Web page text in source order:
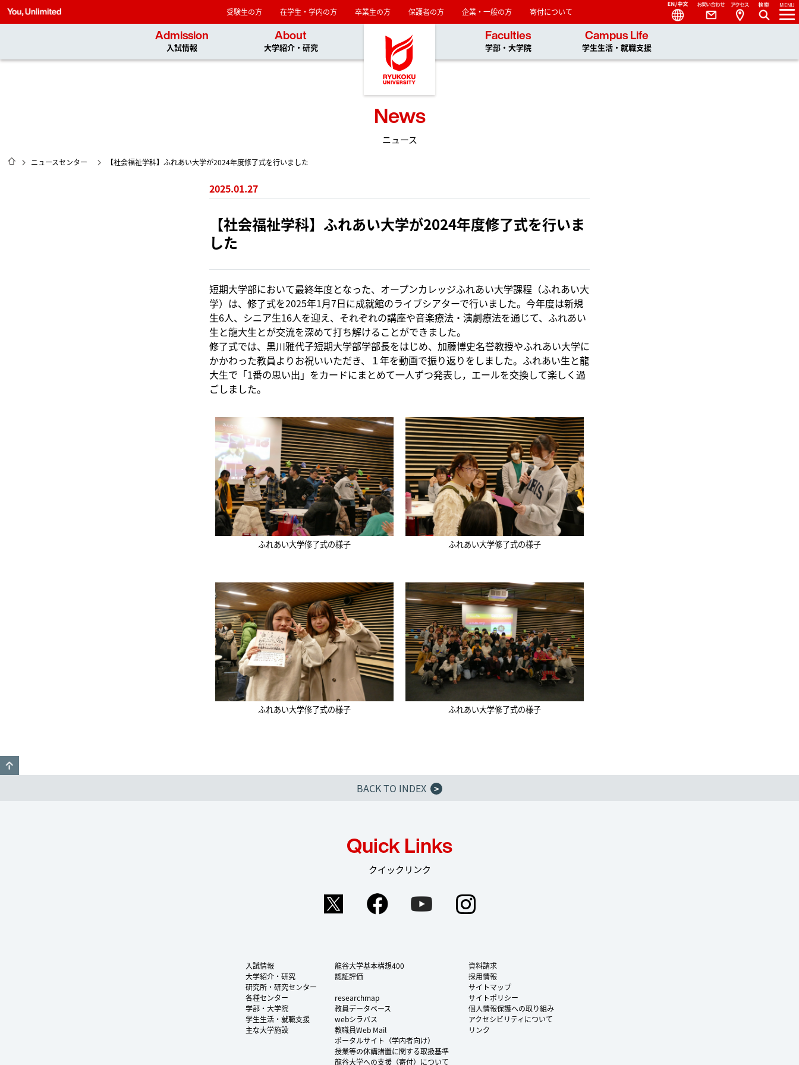
龍谷大学 You, Unlimited
受験生の方 在学生・学内の方 卒業生の方 保護者の方 企業・一般の方 寄付について
Admission
入試情報
About
大学紹介・研究
Faculties
学部・大学院
Campus Life
学生生活・就職支援
MENU
Access
Contact
Language
News
ニュース
HOME
ニュースセンター 【社会福祉学科】ふれあい大学が2024年度修了式を行いました
2025.01.27
【社会福祉学科】ふれあい大学が2024年度修了式を行いま
した
短期大学部において最終年度となった、オープンカレッジふれあい大学課程（ふれあい大
学）は、修了式を2025年1月7日に成就館のライブシアターで行いました。今年度は新規
生6人、シニア生16人を迎え、それぞれの講座や音楽療法・演劇療法を通じて、ふれあい
生と龍大生とが交流を深めて打ち解けることができました。
修了式では、黒川雅代子短期大学部学部長をはじめ、加藤博史名誉教授やふれあい大学に
かかわった教員よりお祝いいただき、１年を動画で振り返りをしました。ふれあい生と龍
大生で「1番の思い出」をカードにまとめて一人ずつ発表し，エールを交換して楽しく過
ごしました。
ふれあい大学修了式の様子 ふれあい大学修了式の様子
ふれあい大学修了式の様子 ふれあい大学修了式の様子
BACK TO INDEX
>
Quick Links
クイックリンク
Twitter FacebookYouTube
入試情報
大学紹介・研究
研究所・研究センター
各種センター
学部・大学院
学生生活・就職支援
主な大学施設
龍谷大学基本構想400
認証評価
researchmap
教員データベース
webシラバス
教職員Web Mail
ポータルサイト（学内者向け）
授業等の休講措置に関する取扱基準
龍谷大学への支援（寄付）について
資料請求
採用情報
サイトマップ
サイトポリシー
個人情報保護への取り組み
アクセシビリティについて
リンク